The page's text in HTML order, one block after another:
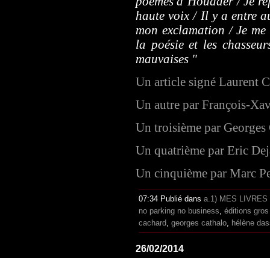
haute voix / Il y a entre
mon exclamation / Je
la poésie et les
mauvaises "
Un article signé Laurent
Un autre par François-
Un troisième par Georges
Un quatrième par Eric
Un cinquième par Marc
07:34 Publié dans a.1) MES LIVRES
no parking no business, éditions
cachard, georges cathalo, hélène
26/02/2014